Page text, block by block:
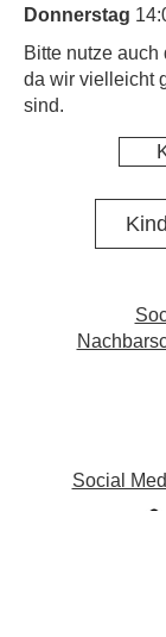
Donnerstag
​Bitte nutze auch
da wir vielleicht
sind.
Social